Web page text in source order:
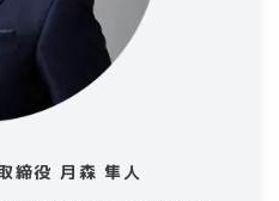
締役 月森 隼人